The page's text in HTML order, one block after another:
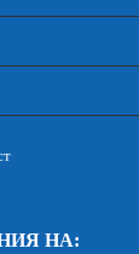
НА: